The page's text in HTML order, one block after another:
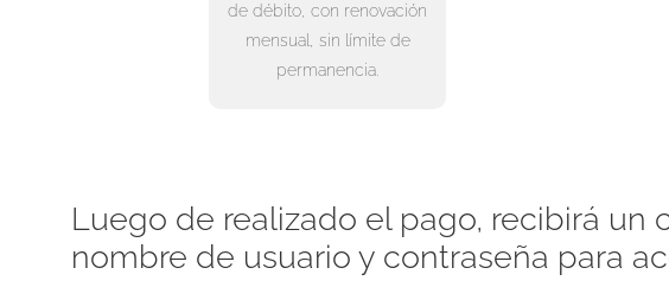
de débito, con renovación
mensual, sin límite de
permanencia.
Luego de realizado el pago, recibirá un
nombre de usuario y contraseña para